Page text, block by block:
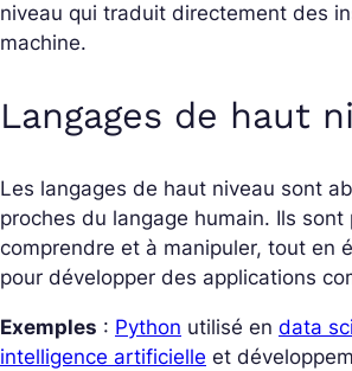
niveau qui traduit directement des
machine.
Langages de haut
Les langages de haut niveau sont
proches du langage humain. Ils sont
comprendre et à manipuler, tout en
pour développer des applications
Exemples : Python utilisé en data
intelligence artificielle et